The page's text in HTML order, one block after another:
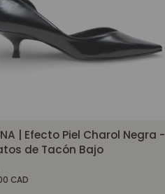
| Efecto Piel Charol Negra -
de Tacón Bajo
CAD